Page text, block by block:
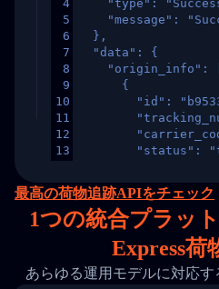
4
5
6
7
8
9
10
11
12
13
15
16
17
20
21
"type":
"message":
  },
  "data": {
    "origin_info": [
      {
"id":
"status":
"weblink":
"phone":
          {
"Date":
最高の荷物追跡APIをチェック
1つの統合プラッ
Express荷
あらゆる運用モデルに対応